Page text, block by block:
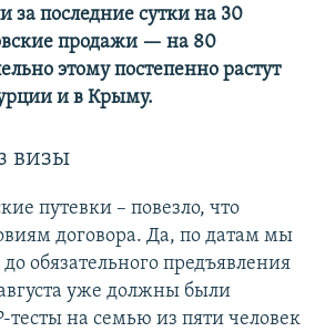
за последние сутки на 30
продажи — на 80
этому постепенно растут
и в Крыму.
визы
путевки – повезло, что
договора. Да, по датам мы
обязательного предъявления
уже должны были
тесты на семью из пяти человек